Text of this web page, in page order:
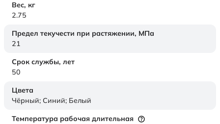
Вес, кг
2.75
Предел текучести при растяжении, МПа
21
Срок службы, лет
50
Цвета
Чёрный; Синий; Белый
Температура рабочая длительная